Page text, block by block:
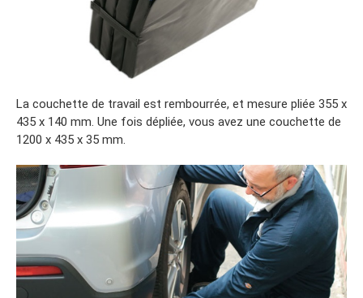
La couchette de travail est rembourrée, et mesure pliée 355 x
435 x 140 mm. Une fois dépliée, vous avez une couchette de
1200 x 435 x 35 mm.